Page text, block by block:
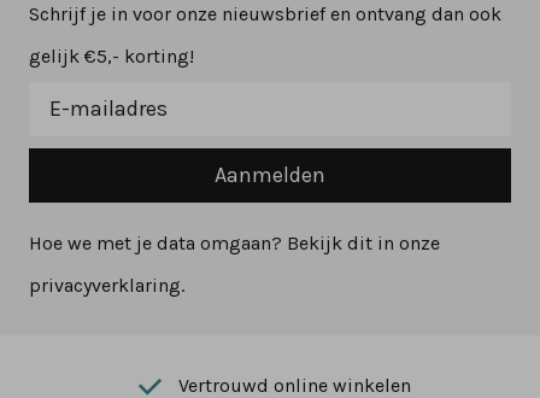
Schrijf je in voor onze nieuwsbrief en ontvang dan ook
gelijk €5,- korting!
Aanmelden
Hoe we met je data omgaan? Bekijk dit in onze
privacyverklaring.
Vertrouwd online winkelen